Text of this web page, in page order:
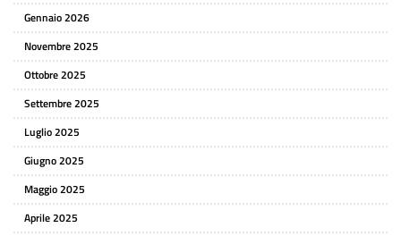
Gennaio 2026
Novembre 2025
Ottobre 2025
Settembre 2025
Luglio 2025
Giugno 2025
Maggio 2025
Aprile 2025